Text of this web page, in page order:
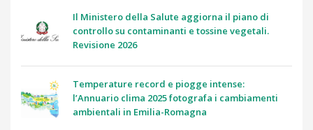
Il Ministero della Salute aggiorna il piano di
controllo su contaminanti e tossine vegetali.
Revisione 2026
Temperature record e piogge intense:
l’Annuario clima 2025 fotografa i cambiamenti
ambientali in Emilia-Romagna